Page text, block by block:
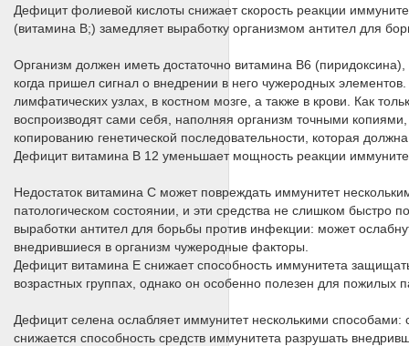
Дефицит фолиевой кислоты снижает скорость реакции
(витамина В;) замедляет выработку организмом антител для
Организм должен иметь достаточно витамина В6
когда пришел сигнал о внедрении в него чужеродных
лимфатических узлах, в костном мозге, а также в крови. Как
воспроизводят сами себя, наполняя организм точными
копированию генетической последовательности, которая
Дефицит витамина В 12 уменьшает мощность реакции
Недостаток витамина С может повреждать иммунитет
патологическом состоянии, и эти средства не слишком быстро
выработки антител для борьбы против инфекции: может
внедрившиеся в организм чужеродные факторы.
Дефицит витамина Е снижает способность иммунитета
возрастных группах, однако он особенно полезен для пожилых
Дефицит селена ослабляет иммунитет несколькими
снижается способность средств иммунитета разрушать